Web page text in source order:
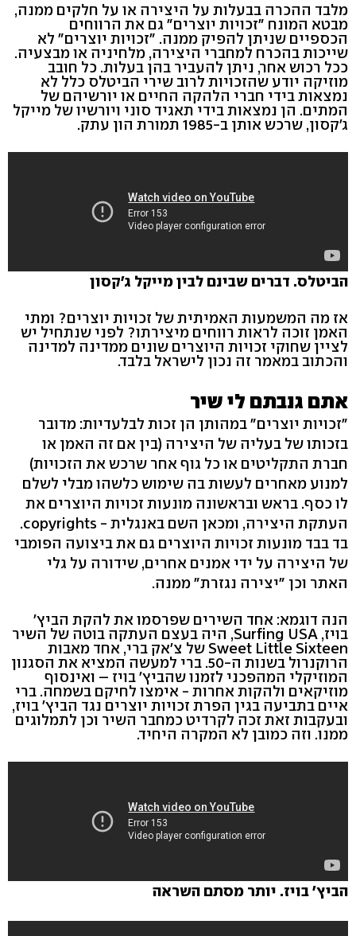
מלבד ההכרה בבעלות על היצירה או על חלקים ממנה,
מבטא המונח "זכויות יוצרים" גם את הרווחים
הכספיים שניתן להפיק ממנה. "זכויות יוצרים" לא
שייכות בהכרח למחברי היצירה, מלחיניה או מבצעיה.
ככל רכוש אחר, ניתן להעביר בהן בעלות. כל חובב
מוזיקה יודע שהזכויות לרוב שירי הביטלס כלל לא
נמצאות בידי חברי הלהקה החיים או יורשיהם של
המתים. הן נמצאות בידי תאגיד סוני ויורשיו של מייקל
ג'קסון, שרכש אותן ב-1985 תמורת הון עתק.
הביטלס. דברים שבינם לבין מייקל ג'קסון
אז מה המשמעות האמיתית של זכויות יוצרים? ומתי
האמן זוכה לראות רווחים מיצירתו? לפני שנתחיל יש
לציין שחוקי זכויות היוצרים שונים ממדינה למדינה
והכתוב במאמר זה נכון לישראל בלבד.
אתם גנבתם לי שיר
"זכויות יוצרים" במהותן הן זכות לבלעדיות: מדובר
בזכותו של בעליה של היצירה (בין אם זה האמן או
חברת התקליטים או כל גוף אחר שרכש את הזכויות)
למנוע מאחרים לעשות בה שימוש כלשהו מבלי לשלם
לו כסף. בראש ובראשונה מונעות זכויות היוצרים את
העתקת היצירה, ומכאן השם באנגלית - copyrights.
בד בבד מונעות זכויות היוצרים גם את ביצועה הפומבי
של היצירה על ידי אמנים אחרים, שידורה על גלי
האתר וכן "יצירה נגזרת" ממנה.
הנה דוגמא: אחד השירים שפרסמו את להקת הביץ'
בויז, Surfing USA, היה בעצם העתקה בוטה של השיר
Sweet Little Sixteen של צ'אק ברי, אחד מאבות
הרוקנרול בשנות ה-50. ברי למעשה המציא את הסגנון
המוזיקלי המהפכני לזמנו שהביץ' בויז – ואינסוף
מוזיקאים ולהקות אחרות - אימצו לחיקם בשמחה. ברי
איים בתביעה בגין הפרת זכויות יוצרים נגד הביץ' בויז,
ובעקבות זאת זכה לקרדיט כמחבר השיר וכן לתמלוגים
ממנו. וזה כמובן לא המקרה היחיד.
הביץ' בויז. יותר מסתם השראה